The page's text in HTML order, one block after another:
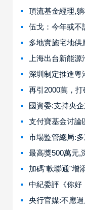
頂流基金經理,
伍戈：今年或不
多地實施宅地供
上海出台新能
深圳制定推進粵
再引2000萬，打
國資委:支持央
支付寶基金讨論
市場監管總局:
最高獎500萬元,
加碼"軟聯通"增
中紀委評《你好
央行官媒:不應